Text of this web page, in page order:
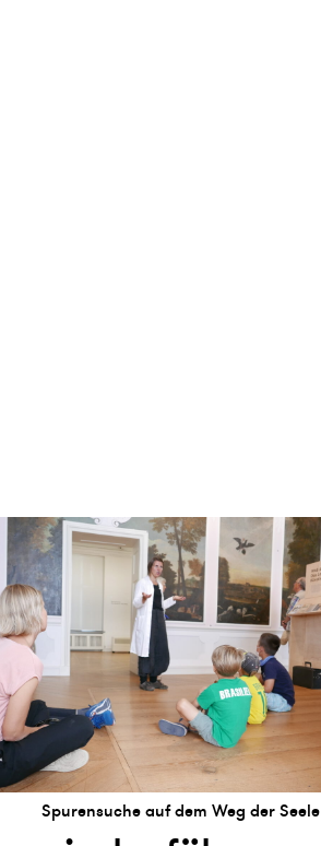
Spurensuche auf dem Weg der Seele